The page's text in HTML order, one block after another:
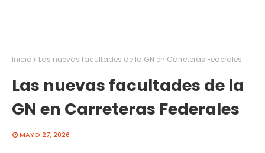
Inicio Las nuevas facultades de la GN en Carreteras Federales
Las nuevas facultades de la
GN en Carreteras Federales
MAYO 27, 2026